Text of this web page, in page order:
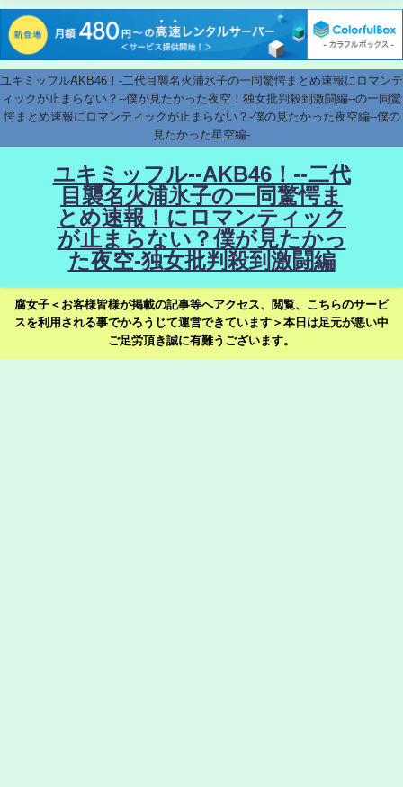
ユキミッフルAKB46！-二代目襲名火浦氷子の一同驚愕まとめ速報にロマンテ
ィックが止まらない？--僕が見たかった夜空！独女批判殺到激闘編--の一同驚
愕まとめ速報にロマンティックが止まらない？-僕の見たかった夜空編--僕の
見たかった星空編-
ユキミッフル--AKB46！--二代
目襲名火浦氷子の一同驚愕ま
とめ速報！にロマンティック
が止まらない？僕が見たかっ
た夜空-独女批判殺到激闘編
腐女子＜お客様皆様が掲載の記事等へアクセス、閲覧、こちらのサービ
スを利用される事でかろうじて運営できています＞本日は足元が悪い中
ご足労頂き誠に有難うございます。